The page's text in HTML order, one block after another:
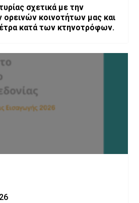
σχετικά με την
ορεινών κοινοτήτων μας και
κατά των κτηνοτρόφων.